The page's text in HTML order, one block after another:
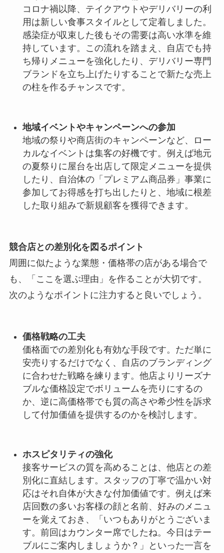
コロナ禍以降、テイクアウトやデリバリーの利
用は新しい食事スタイルとして定着しました。
感染症が収束した後もその需要は高い水準を維
持しています。この流れを踏まえ、自店でも持
ち帰りメニューを強化したり、デリバリー専門
ブランドを立ち上げたりすることで新たな売上
の柱を作るチャンスです。
地域イベントやキャンペーンへの参加
地域の祭りや商店街のキャンペーンなど、ロー
カルなイベントは集客の好機です。例えば地元
の夏祭りに屋台を出店して限定メニューを提供
したり、自治体の「プレミアム商品券」事業に
参加してお得感を打ち出したりと、地域に根差
した取り組みで新規顧客を獲得できます。
競合店との差別化を図るポイント
周囲に似たような業態・価格帯の店がある場合で
も、「ここを選ぶ理由」を作ることが大切です。
次のようなポイントに注力すると良いでしょう。
価格戦略の工夫
価格面での差別化も有効な手段です。ただ単に
安売りするだけでなく、自店のブランディング
に合わせた戦略を練ります。他店よりリーズナ
ブルな価格設定でボリュームを売りにするの
か、逆に高価格帯でも質の高さや希少性を訴求
して付加価値を提供するのかを検討します。
ホスピタリティの強化
接客サービスの質を高めることは、他店との差
別化に直結します。スタッフの丁寧で温かい対
応はそれ自体が大きな付加価値です。例えば来
店回数の多いお客様の顔と名前、好みのメニュ
ーを覚えておき、「いつもありがとうございま
す。前回はカウンター席でしたね。今日はテー
ブルにご案内しましょうか？」といった一言を